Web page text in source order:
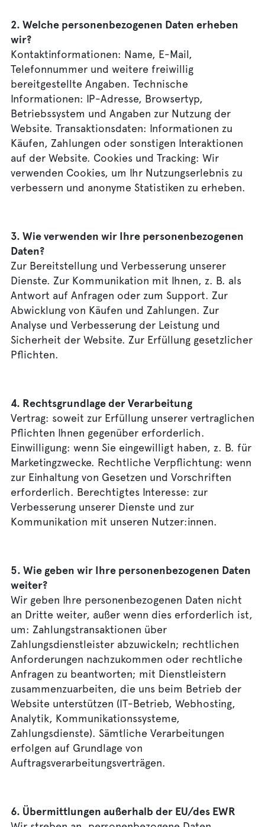
2. Welche personenbezogenen Daten erheben
wir?
Kontaktinformationen: Name, E-Mail,
Telefonnummer und weitere freiwillig
bereitgestellte Angaben. Technische
Informationen: IP-Adresse, Browsertyp,
Betriebssystem und Angaben zur Nutzung der
Website. Transaktionsdaten: Informationen zu
Käufen, Zahlungen oder sonstigen Interaktionen
auf der Website. Cookies und Tracking: Wir
verwenden Cookies, um Ihr Nutzungserlebnis zu
verbessern und anonyme Statistiken zu erheben.
3. Wie verwenden wir Ihre personenbezogenen
Daten?
Zur Bereitstellung und Verbesserung unserer
Dienste. Zur Kommunikation mit Ihnen, z. B. als
Antwort auf Anfragen oder zum Support. Zur
Abwicklung von Käufen und Zahlungen. Zur
Analyse und Verbesserung der Leistung und
Sicherheit der Website. Zur Erfüllung gesetzlicher
Pflichten.
4. Rechtsgrundlage der Verarbeitung
Vertrag: soweit zur Erfüllung unserer vertraglichen
Pflichten Ihnen gegenüber erforderlich.
Einwilligung: wenn Sie eingewilligt haben, z. B. für
Marketingzwecke. Rechtliche Verpflichtung: wenn
zur Einhaltung von Gesetzen und Vorschriften
erforderlich. Berechtigtes Interesse: zur
Verbesserung unserer Dienste und zur
Kommunikation mit unseren Nutzer:innen.
5. Wie geben wir Ihre personenbezogenen Daten
weiter?
Wir geben Ihre personenbezogenen Daten nicht
an Dritte weiter, außer wenn dies erforderlich ist,
um: Zahlungstransaktionen über
Zahlungsdienstleister abzuwickeln; rechtlichen
Anforderungen nachzukommen oder rechtliche
Anfragen zu beantworten; mit Dienstleistern
zusammenzuarbeiten, die uns beim Betrieb der
Website unterstützen (IT-Betrieb, Webhosting,
Analytik, Kommunikationssysteme,
Zahlungsdienste). Sämtliche Verarbeitungen
erfolgen auf Grundlage von
Auftragsverarbeitungsverträgen.
6. Übermittlungen außerhalb der EU/des EWR